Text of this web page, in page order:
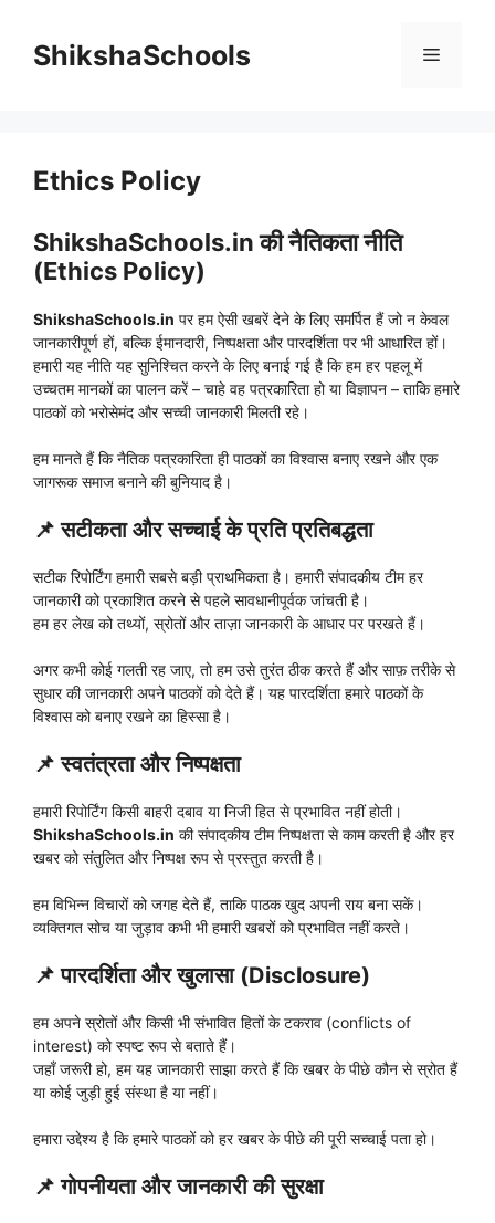
contentShikshaSchools Menu
Ethics Policy
ShikshaSchools.in की नैतिकता नीति
(Ethics Policy)
ShikshaSchools.in पर हम ऐसी खबरें देने के लिए समर्पित हैं जो न केवल
जानकारीपूर्ण हों, बल्कि ईमानदारी, निष्पक्षता और पारदर्शिता पर भी आधारित हों।
हमारी यह नीति यह सुनिश्चित करने के लिए बनाई गई है कि हम हर पहलू में
उच्चतम मानकों का पालन करें – चाहे वह पत्रकारिता हो या विज्ञापन – ताकि हमारे
पाठकों को भरोसेमंद और सच्ची जानकारी मिलती रहे।
हम मानते हैं कि नैतिक पत्रकारिता ही पाठकों का विश्वास बनाए रखने और एक
जागरूक समाज बनाने की बुनियाद है।
📌सटीकता और सच्चाई के प्रति प्रतिबद्धता
सटीक रिपोर्टिंग हमारी सबसे बड़ी प्राथमिकता है। हमारी संपादकीय टीम हर
जानकारी को प्रकाशित करने से पहले सावधानीपूर्वक जांचती है।
हम हर लेख को तथ्यों, स्रोतों और ताज़ा जानकारी के आधार पर परखते हैं।
अगर कभी कोई गलती रह जाए, तो हम उसे तुरंत ठीक करते हैं और साफ़ तरीके से
सुधार की जानकारी अपने पाठकों को देते हैं। यह पारदर्शिता हमारे पाठकों के
विश्वास को बनाए रखने का हिस्सा है।
📌स्वतंत्रता और निष्पक्षता
हमारी रिपोर्टिंग किसी बाहरी दबाव या निजी हित से प्रभावित नहीं होती।
ShikshaSchools.in की संपादकीय टीम निष्पक्षता से काम करती है और हर
खबर को संतुलित और निष्पक्ष रूप से प्रस्तुत करती है।
हम विभिन्न विचारों को जगह देते हैं, ताकि पाठक खुद अपनी राय बना सकें।
व्यक्तिगत सोच या जुड़ाव कभी भी हमारी खबरों को प्रभावित नहीं करते।
📌पारदर्शिता और खुलासा (Disclosure)
हम अपने स्रोतों और किसी भी संभावित हितों के टकराव (conflicts of
interest) को स्पष्ट रूप से बताते हैं।
जहाँ जरूरी हो, हम यह जानकारी साझा करते हैं कि खबर के पीछे कौन से स्रोत हैं
या कोई जुड़ी हुई संस्था है या नहीं।
हमारा उद्देश्य है कि हमारे पाठकों को हर खबर के पीछे की पूरी सच्चाई पता हो।
📌गोपनीयता और जानकारी की सुरक्षा